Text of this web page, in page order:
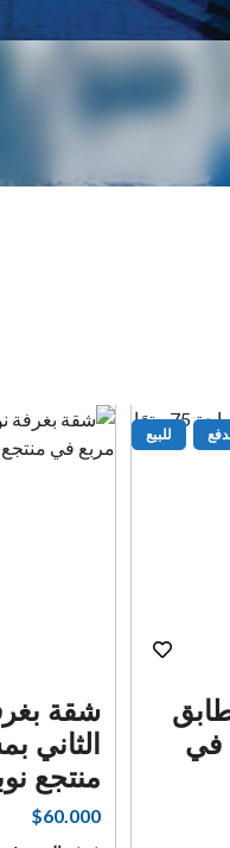
للبيع
في
شقة
منتجع
$60.000